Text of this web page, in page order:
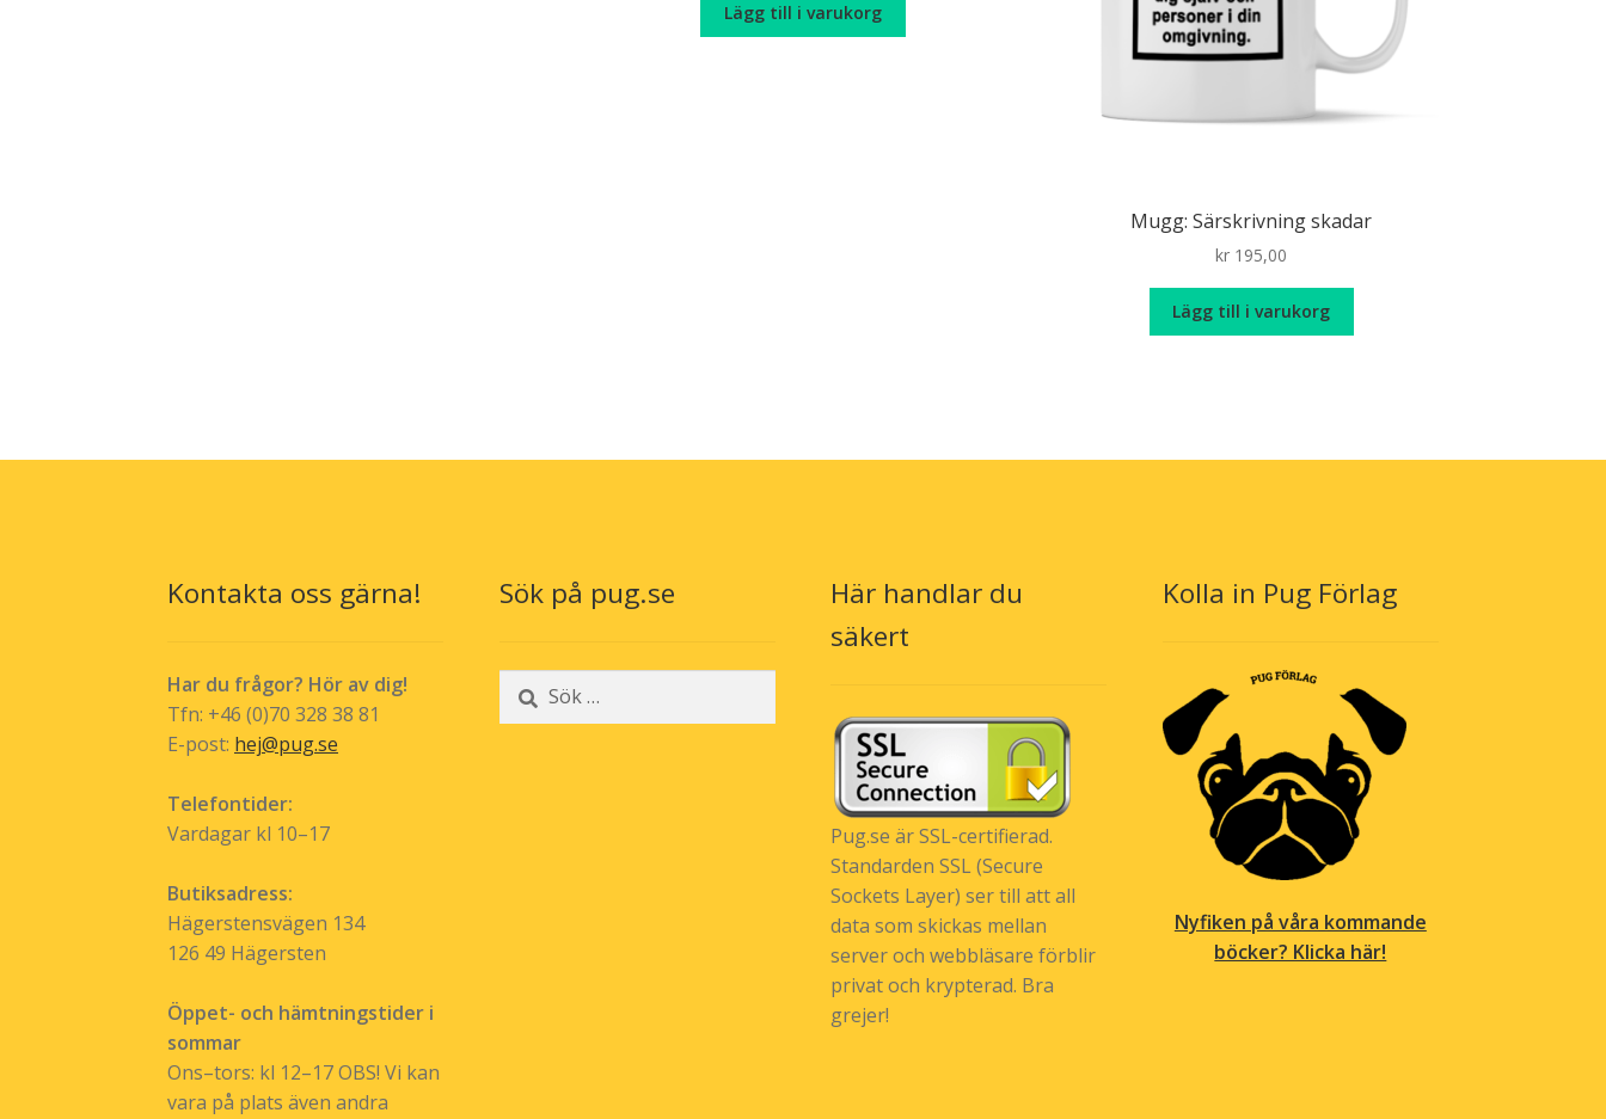
Lägg till i varukorg
Mugg: Särskrivning skadar
kr 195,00
Lägg till i varukorg
Kontakta oss gärna!
Har du frågor? Hör av dig!
Tfn: +46 (0)70 328 38 81
E-post: hej@pug.se
Telefontider:
Vardagar kl 10–17
Butiksadress:
Hägerstensvägen 134
126 49 Hägersten
Öppet- och hämtningstider i
sommar
Ons–tors: kl 12–17 OBS! Vi kan
vara på plats även andra
Sök på pug.se
Sök
efter:
Här handlar du
säkert
Pug.se är SSL-certifierad.
Standarden SSL (Secure
Sockets Layer) ser till att all
data som skickas mellan
server och webbläsare förblir
privat och krypterad. Bra
grejer!
Kolla in Pug Förlag
Nyfiken på våra kommande
böcker? Klicka här!